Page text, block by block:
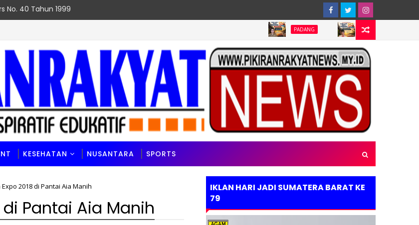
No. 40 Tahun 1999
PADANG PADANG
KESEHATAN NUSANTARA SPORTS
2018 di Pantai Aia Manih
di Pantai Aia Manih
IKLAN HARI JADI SUMATERA BARAT KE
79